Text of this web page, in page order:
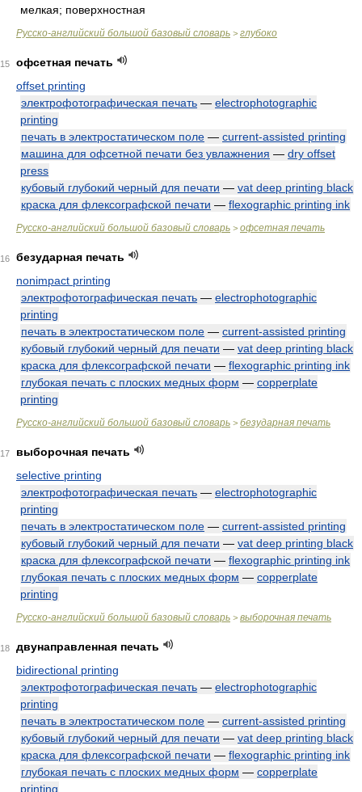
мелкая; поверхностная
Русско-английский большой базовый словарь > глубоко
15
офсетная печать
offset printing
электрофотографическая печать — electrophotographic
printing
печать в электростатическом поле — current-assisted printing
машина для офсетной печати без увлажнения — dry offset
press
кубовый глубокий черный для печати — vat deep printing black
краска для флексографской печати — flexographic printing ink
Русско-английский большой базовый словарь > офсетная печать
16
безударная печать
nonimpact printing
электрофотографическая печать — electrophotographic
printing
печать в электростатическом поле — current-assisted printing
кубовый глубокий черный для печати — vat deep printing black
краска для флексографской печати — flexographic printing ink
глубокая печать с плоских медных форм — copperplate
printing
Русско-английский большой базовый словарь > безударная печать
17
выборочная печать
selective printing
электрофотографическая печать — electrophotographic
printing
печать в электростатическом поле — current-assisted printing
кубовый глубокий черный для печати — vat deep printing black
краска для флексографской печати — flexographic printing ink
глубокая печать с плоских медных форм — copperplate
printing
Русско-английский большой базовый словарь > выборочная печать
18
двунаправленная печать
bidirectional printing
электрофотографическая печать — electrophotographic
printing
печать в электростатическом поле — current-assisted printing
кубовый глубокий черный для печати — vat deep printing black
краска для флексографской печати — flexographic printing ink
глубокая печать с плоских медных форм — copperplate
printing